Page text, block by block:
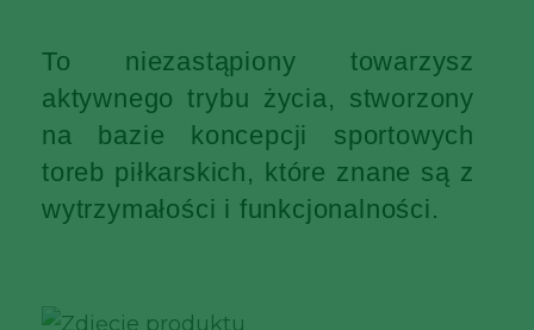
To niezastąpiony towarzysz
aktywnego trybu życia, stworzony
na bazie koncepcji sportowych
toreb piłkarskich, które znane są z
wytrzymałości i funkcjonalności.